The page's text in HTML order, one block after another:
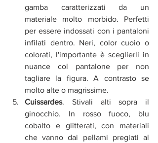
gamba caratterizzati da un
materiale molto morbido. Perfetti
per essere indossati con i pantaloni
infilati dentro. Neri, color cuoio o
colorati, l'importante è sceglierli in
nuance col pantalone per non
tagliare la figura. A contrasto se
molto alte o magrissime.
Cuissardes. Stivali alti sopra il
ginocchio. In rosso fuoco, blu
cobalto e glitterati, con materiali
che vanno dai pellami pregiati al